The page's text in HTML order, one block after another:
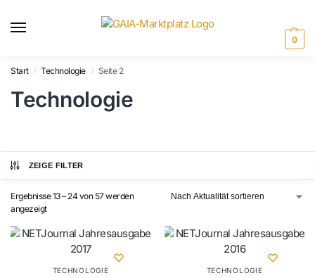
0
Start / Technologie / Seite 2
Technologie
ZEIGE FILTER
Ergebnisse 13 – 24 von 57 werden
angezeigt
TECHNOLOGIE TECHNOLOGIE